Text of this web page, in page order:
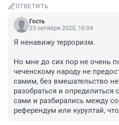
ОТВЕТИТЬ
Гость
23 октября 2020, 16:04
Я ненавижу терроризм.
Но мне до сих пор не очень
чеченскому народу не
самим, без вмешательство
разобраться и определиться
сами и разбирались между
референдум или курултай,